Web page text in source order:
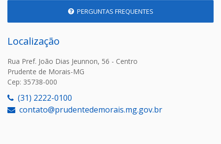
PERGUNTAS FREQUENTES
Localização
Rua Pref. João Dias Jeunnon, 56 - Centro
Prudente de Morais-MG
Cep: 35738-000
(31) 2222-0100
contato@prudentedemorais.mg.gov.br